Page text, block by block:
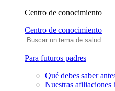
Centro de conocimiento
Centro de conocimiento
Para futuros padres
Qué debes saber
Nuestras afiliaciones